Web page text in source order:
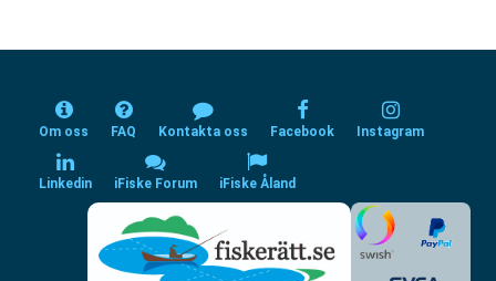
Om oss FAQ Kontakta oss Facebook Instagram
Linkedin iFiske Forum iFiske Åland